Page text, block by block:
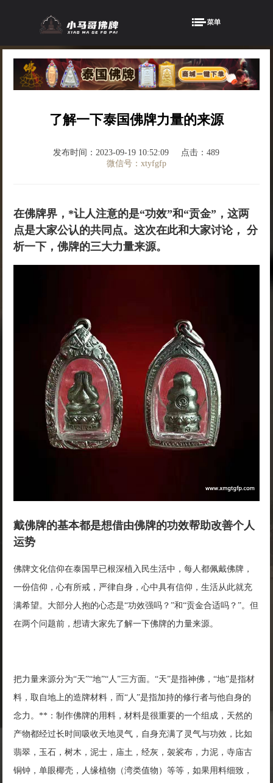
了解一下泰国佛牌力量的来源
发布时间：2023-09-19 10:52:09
点击：489
微信号：xtyfgfp
在佛牌界，*让人注意的是“功效”和“贡金”，这两
点是大家公认的共同点。这次在此和大家讨论， 分
析一下，佛牌的三大力量来源。
戴佛牌的基本都是想借由佛牌的功效帮助改善个人
运势
佛牌文化信仰在泰国早已根深植入民生活中，每人都佩戴佛牌，
一份信仰，心有所戒，严律自身，心中具有信仰，生活从此就充
满希望。大部分人抱的心态是“功效强吗？”和“贡金合适吗？”。但
在两个问题前，想请大家先了解一下佛牌的力量来源。
把力量来源分为“天”“地”“人”三方面。“天”是指神佛，“地”是指材
料，取自地上的造牌材料，而“人”是指加持的修行者与他自身的
念力。**：制作佛牌的用料，材料是很重要的一个组成，天然的
产物都经过长时间吸收天地灵气，自身充满了灵气与功效，比如
翡翠，玉石，树木，泥士，庙土，经灰，袈裟布，力泥，寺庙古
铜钟，单眼椰壳，人缘植物（湾类值物）等等，如果用料细致，